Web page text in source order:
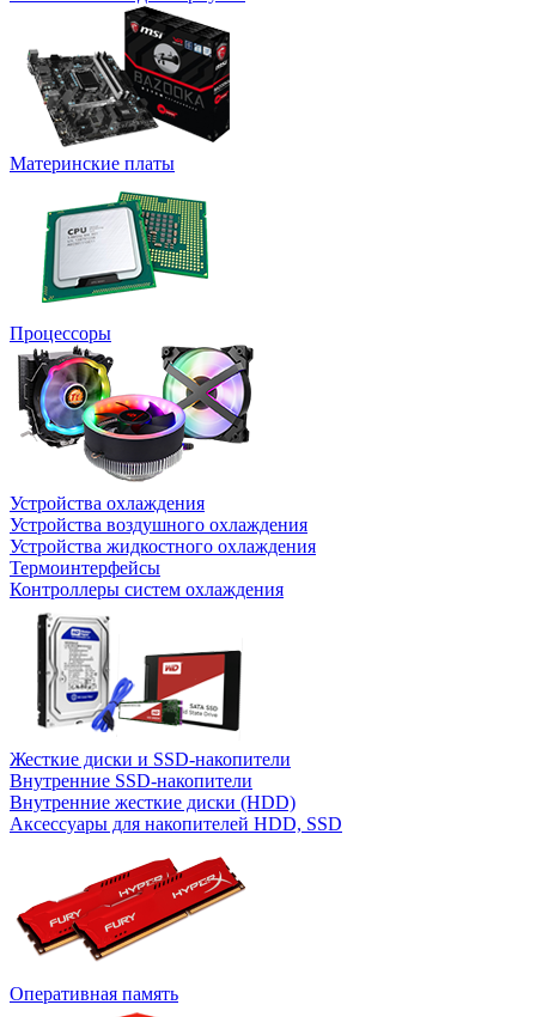
Материнские платы
Процессоры
Устройства охлаждения
Устройства воздушного охлаждения
Устройства жидкостного охлаждения
Термоинтерфейсы
Контроллеры систем охлаждения
Жесткие диски и SSD-накопители
Внутренние SSD-накопители
Внутренние жесткие диски (HDD)
Аксессуары для накопителей HDD, SSD
Оперативная память